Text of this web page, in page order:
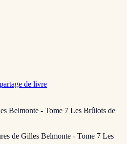
de livre
Belmonte - Tome 7 Les Brûlots de